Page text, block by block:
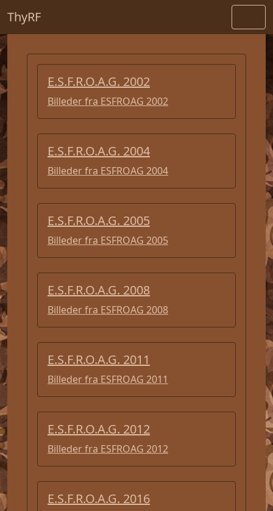
ThyRF
E.S.F.R.O.A.G. 2002
Billeder fra ESFROAG 2002
E.S.F.R.O.A.G. 2004
Billeder fra ESFROAG 2004
E.S.F.R.O.A.G. 2005
Billeder fra ESFROAG 2005
E.S.F.R.O.A.G. 2008
Billeder fra ESFROAG 2008
E.S.F.R.O.A.G. 2011
Billeder fra ESFROAG 2011
E.S.F.R.O.A.G. 2012
Billeder fra ESFROAG 2012
E.S.F.R.O.A.G. 2016